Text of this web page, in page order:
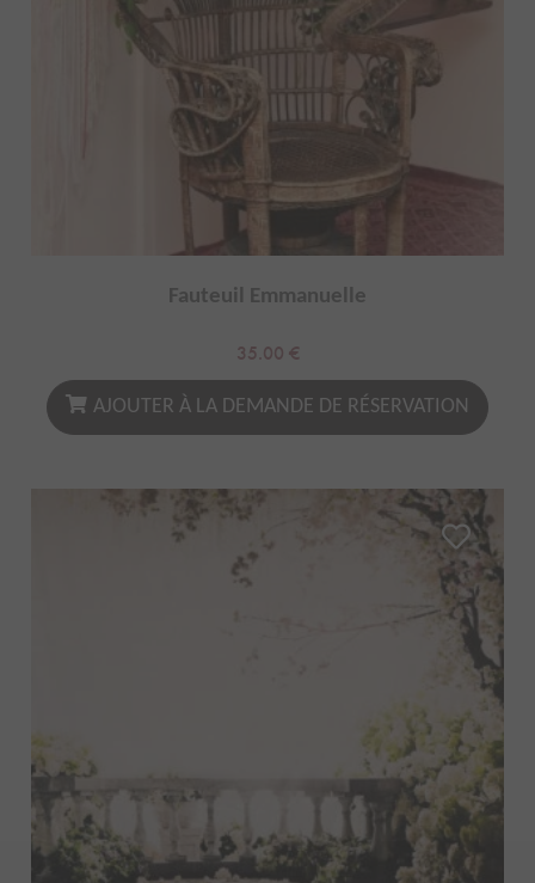
Fauteuil Emmanuelle
35.00 €
AJOUTER À LA DEMANDE DE RÉSERVATION